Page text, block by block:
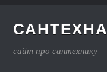
сайт про сантехнику